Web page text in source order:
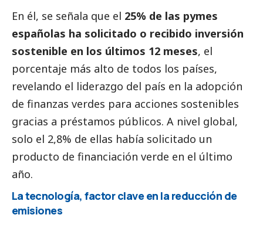
En él, se señala que el 25% de las pymes
españolas ha solicitado o recibido inversión
sostenible en los últimos 12 meses, el
porcentaje más alto de todos los países,
revelando el liderazgo del país en la adopción
de finanzas verdes para acciones sostenibles
gracias a préstamos públicos. A nivel global,
solo el 2,8% de ellas había solicitado un
producto de financiación verde en el último
año.
La tecnología, factor clave en la reducción de
emisiones